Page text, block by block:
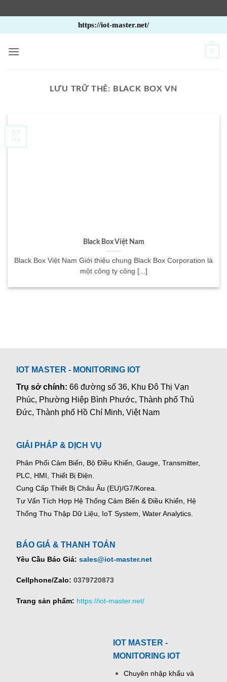
qua
nội
https://iot-master.net/
0
LƯU TRỮ THẺ: BLACK BOX VN
Black Box Việt Nam
Black Box Việt Nam Giới thiệu chung Black Box Corporation là
một công ty công [...]
07
Th3
IOT MASTER - MONITORING IOT
Trụ sở chính:66 đường số 36, Khu Đô Thị Vạn
Phúc, Phường Hiệp Bình Phước, Thành phố Thủ
Đức, Thành phố Hồ Chí Minh, Việt Nam
GIẢI PHÁP & DỊCH VỤ
Phân Phối Cảm Biến, Bộ Điều Khiển, Gauge, Transmitter,
PLC, HMI, Thiết Bị Điện.
Cung Cấp Thiết Bị Châu Âu (EU)/G7/Korea.
Tư Vấn Tích Hợp Hệ Thống Cảm Biến & Điều Khiển, Hệ
Thống Thu Thập Dữ Liệu, IoT System, Water Analytics.
BÁO GIÁ & THANH TOÁN
Yêu Cầu Báo Giá: sales@iot-master.net
Cellphone/Zalo: 0379720873
Trang sản phẩm: https://iot-master.net/
IOT MASTER -
MONITORING IOT
Chuyên nhập khẩu và